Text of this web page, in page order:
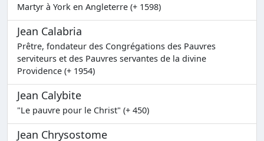
Martyr à York en Angleterre (+ 1598)
Jean Calabria
Prêtre, fondateur des Congrégations des Pauvres
serviteurs et des Pauvres servantes de la divine
Providence (+ 1954)
Jean Calybite
"Le pauvre pour le Christ" (+ 450)
Jean Chrysostome